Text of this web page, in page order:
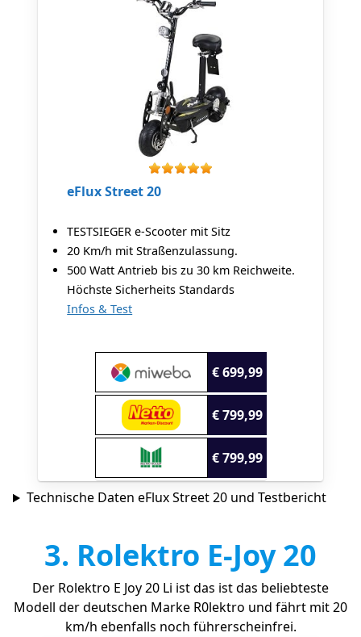
eFlux Street 20
TESTSIEGER e-Scooter mit Sitz
20 Km/h mit Straßenzulassung.
500 Watt Antrieb bis zu 30 km Reichweite.
Höchste Sicherheits Standards
Infos & Test
€ 699,99
€ 799,99
€ 799,99
Technische Daten eFlux Street 20 und Testbericht
3. Rolektro E-Joy 20
Der Rolektro E Joy 20 Li ist das ist das beliebteste
Modell der deutschen Marke R0lektro und fährt mit 20
km/h ebenfalls noch führerscheinfrei.